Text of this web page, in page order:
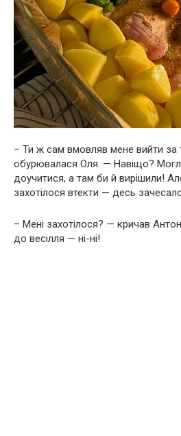
– Ти ж сам вмовляв мене вийти за
обурювалася Оля. — Навіщо?
доучитися, а там би й вирішили!
захотілося втекти — десь
– Мені захотілося? — кричав
до весілля — ні-ні!